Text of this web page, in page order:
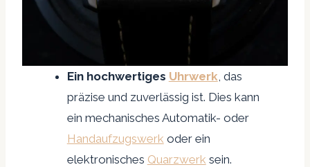
Ein hochwertiges Uhrwerk , das
präzise und zuverlässig ist. Dies kann
ein mechanisches Automatik- oder
Handaufzugswerk oder ein
elektronisches Quarzwerk sein.